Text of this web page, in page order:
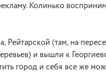
Колинько
Рейтарской (там, на
и вышли к
город и себя все же